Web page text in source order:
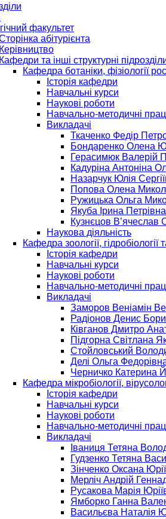
факультет
абітурієнта
Керівництво
Кафедри та інші структурні
Кафедра ботаніки, фізіології
Історія кафедри
Навчальні курси
Наукові роботи
Навчально-методичні
Викладачі
Ткаченко Федір
Бондаренко Олена
Герасимюк Валерій
Кадуріна Антоніна
Назарчук Юлія
Попова Олена
Ружицька Ольга
Якуба Ірина Петрівна
Кузнєцов В’ячеслав
Наукова діяльність
Кафедра зоології, гідробіології
Історія кафедри
Навчальні курси
Наукові роботи
Навчально-методичні
Викладачі
Заморов Веніамін
Радіонов Денис
Ківганов Дмитро
Підгорна Світлана
Стойловський
Делі Ольга
Черничко Катерина
Кафедра мікробіології,
Історія кафедри
Навчальні курси
Наукові роботи
Навчально-методичні
Викладачі
Іваниця Тетяна
Гудзенко Тетяна
Зінченко Оксана
Мерліч Андрій
Русакова Марія
Ямборко Ганна
Васильєва Наталія